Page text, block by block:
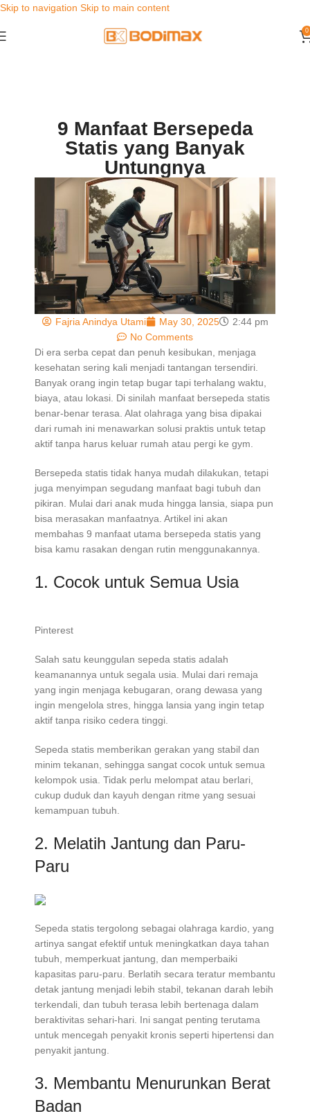
Skip to navigation Skip to main content
0
9 Manfaat Bersepeda
Statis yang Banyak
Untungnya
Fajria Anindya Utami May 30, 2025
2:44 pm
No Comments
Di era serba cepat dan penuh kesibukan, menjaga
kesehatan sering kali menjadi tantangan tersendiri.
Banyak orang ingin tetap bugar tapi terhalang waktu,
biaya, atau lokasi. Di sinilah manfaat bersepeda statis
benar-benar terasa. Alat olahraga yang bisa dipakai
dari rumah ini menawarkan solusi praktis untuk tetap
aktif tanpa harus keluar rumah atau pergi ke gym.
Bersepeda statis tidak hanya mudah dilakukan, tetapi
juga menyimpan segudang manfaat bagi tubuh dan
pikiran. Mulai dari anak muda hingga lansia, siapa pun
bisa merasakan manfaatnya. Artikel ini akan
membahas 9 manfaat utama bersepeda statis yang
bisa kamu rasakan dengan rutin menggunakannya.
1. Cocok untuk Semua Usia
Pinterest
Salah satu keunggulan sepeda statis adalah
keamanannya untuk segala usia. Mulai dari remaja
yang ingin menjaga kebugaran, orang dewasa yang
ingin mengelola stres, hingga lansia yang ingin tetap
aktif tanpa risiko cedera tinggi.
Sepeda statis memberikan gerakan yang stabil dan
minim tekanan, sehingga sangat cocok untuk semua
kelompok usia. Tidak perlu melompat atau berlari,
cukup duduk dan kayuh dengan ritme yang sesuai
kemampuan tubuh.
2. Melatih Jantung dan Paru-
Paru
Sepeda statis tergolong sebagai olahraga kardio, yang
artinya sangat efektif untuk meningkatkan daya tahan
tubuh, memperkuat jantung, dan memperbaiki
kapasitas paru-paru. Berlatih secara teratur membantu
detak jantung menjadi lebih stabil, tekanan darah lebih
terkendali, dan tubuh terasa lebih bertenaga dalam
beraktivitas sehari-hari. Ini sangat penting terutama
untuk mencegah penyakit kronis seperti hipertensi dan
penyakit jantung.
3. Membantu Menurunkan Berat
Badan